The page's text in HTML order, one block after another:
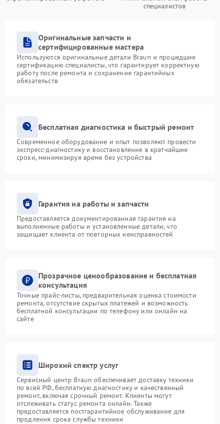
специалистов
Оригинальные запчасти и
сертифицированные мастера
Используются оригинальные детали Braun и прошедшие
сертификацию специалисты, что гарантирует корректную
работу после ремонта и сохранение гарантийных
обязательств
Бесплатная диагностика и быстрый ремонт
Современное оборудование и опыт позволяют провести
экспресс-диагностику и восстановление в кратчайшие
сроки, минимизируя время без устройства
Гарантия на работы и запчасти
Предоставляется документированная гарантия на
выполненные работы и установленные детали, что
защищает клиента от повторных неисправностей
Прозрачное ценообразование и бесплатная
консультация
Точные прайс-листы, предварительная оценка стоимости
ремонта, отсутствие скрытых платежей и возможность
бесплатной консультации по телефону или онлайн на
сайте
Широкий спектр услуг
Сервисный центр Braun обеспечивает доставку техники
по всей РФ, бесплатную диагностику и качественный
ремонт, включая срочный ремонт. Клиенты могут
отслеживать статус ремонта онлайн. Также
предоставляется постгарантийное обслуживание для
продления срока службы техники